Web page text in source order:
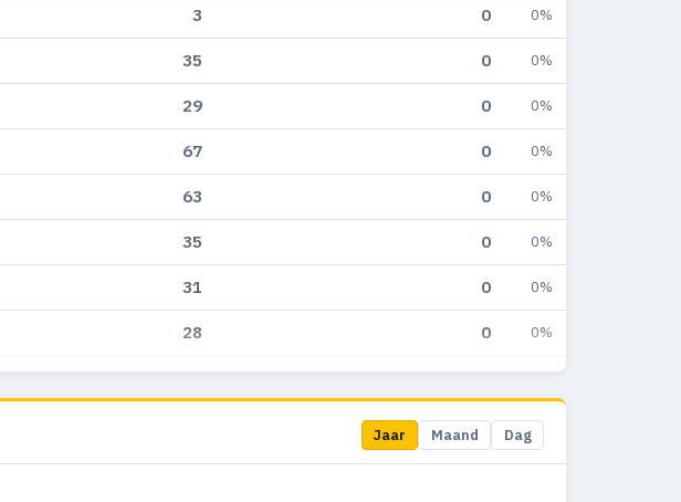
3 0 0%
35 0 0%
29 0 0%
67 0 0%
63 0 0%
35 0 0%
31 0 0%
28 0 0%
8 0
0 0%
9 0 0%
Jaar Maand Dag